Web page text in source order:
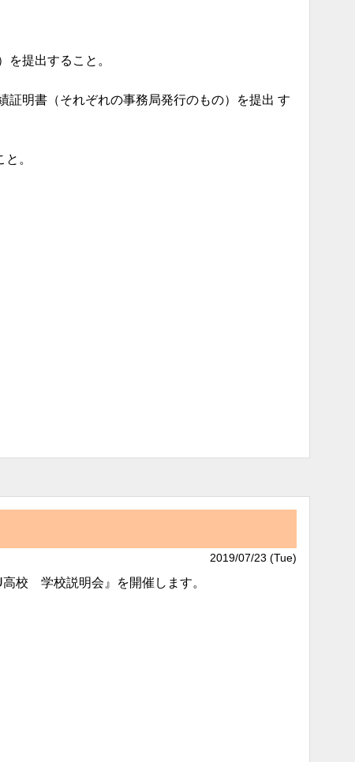
を提出すること。
明書（それぞれの事務局発行のもの）を提出 す
。
2019/07/23 (Tue)
校 学校説明会』を開催します。